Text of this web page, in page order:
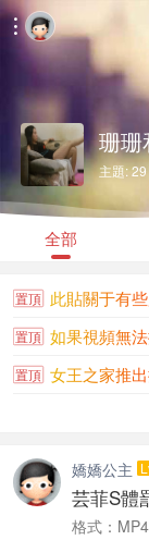

珊珊
主題:
全部
置頂 此貼關于有
置頂 如果視頻無法
置頂 女王之家推
大陸香港新
置頂 金币充值沒
嬌嬌公主
芸菲S體
格式：